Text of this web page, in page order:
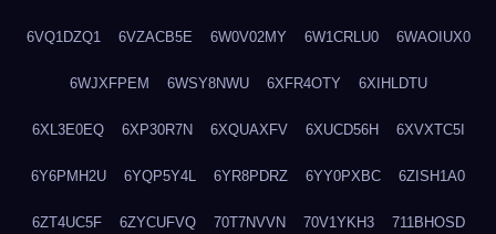
6VQ1DZQ1 6VZACB5E 6W0V02MY 6W1CRLU0 6WAOIUX0
6WJXFPEM 6WSY8NWU 6XFR4OTY 6XIHLDTU
6XL3E0EQ 6XP30R7N 6XQUAXFV 6XUCD56H 6XVXTC5I
6Y6PMH2U 6YQP5Y4L 6YR8PDRZ 6YY0PXBC 6ZISH1A0
6ZT4UC5F 6ZYCUFVQ 70T7NVVN 70V1YKH3 711BHOSD